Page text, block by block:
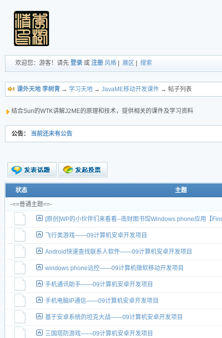
欢迎您：游客！请先 登录 或 注册 风格 展区 搜索
课外天地 李树青 → 学习天地 → JavaME移动开发课件 → 帖子列表
结合Sun的WTK讲解J2ME的原理和技术，提供相关的课件及学习资料
公告： 当前还未有公告
新的主题
投票帖
新小字报
状态
主题
-==普通主题==-
[原创]WP的小伙伴们来看看--南财图书馆Windows phone应用【
飞行类游戏——09计算机安卓开发项目
Android快速查找联系人软件——09计算机安卓开发项目
windows phone远控——09计算机微软移动开发项目
手机通讯助手——09计算机安卓开发项目
手机电脑IP通信——09计算机安卓开发项目
基于安卓系统的坦克大战——09计算机安卓开发项目
三国塔防游戏——09计算机安卓开发项目